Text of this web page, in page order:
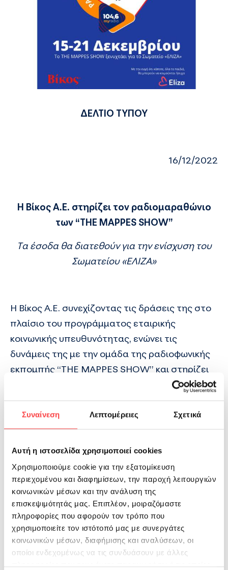
Συναίνεση Λεπτομέρειες Σχετικά
Αυτή η ιστοσελίδα χρησιμοποιεί cookies
Χρησιμοποιούμε cookie για την εξατομίκευση
περιεχομένου και διαφημίσεων, την παροχή λειτουργιών
κοινωνικών μέσων και την ανάλυση της
επισκεψιμότητάς μας. Επιπλέον, μοιραζόμαστε
πληροφορίες που αφορούν τον τρόπο που
χρησιμοποιείτε τον ιστότοπό μας με συνεργάτες
κοινωνικών μέσων, διαφήμισης και αναλύσεων, οι
οποίοι ενδεχομένως να τις συνδυάσουν με άλλες
πληροφορίες που τους έχετε παραχωρήσει ή τις οποίες
ΔΕΛΤΙΟ ΤΥΠΟΥ
16/12/2022
Η Βίκος Α.Ε. στηρίζει τον ραδιομαραθώνιο
των “THE MAPPES SHOW”
Tα έσοδα θα διατεθούν για την ενίσχυση του
Σωματείου «ΕΛΙΖΑ»
Η Βίκος Α.Ε. συνεχίζοντας τις δράσεις της στο
πλαίσιο του προγράμματος εταιρικής
κοινωνικής υπευθυνότητας, ενώνει τις
δυνάμεις της με την ομάδα της ραδιοφωνικής
εκπομπής “THE MAPPES SHOW” και στηρίζει
104.6 My
Radio, που θα πραγματοποιηθεί για 6η συνεχή
χρονιά, από τις 15 έως τις 21 Δεκεμβρίου 2022.
Ουγγαρέζος, Ιωάννα Λαΐου, Βασίλης Βλάχος και
Βασιλική Μπαρδάνη θα παραμείνουν στον
αέρα του σταθμού για 155 συνεχόμενες ώρες,
στοχεύοντας στη συγκέντρωση χρημάτων για
την ενίσχυση του φιλανθρωπικού έργου του
Σωματείου«ΕΛΙΖΑ», που στόχο έχει την
πρόληψη της σωματικής, σεξουαλικής και
ψυχικής κακοποίησης και παραμέλησης των